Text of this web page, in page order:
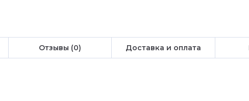
Отзывы (0) Доставка и оплата